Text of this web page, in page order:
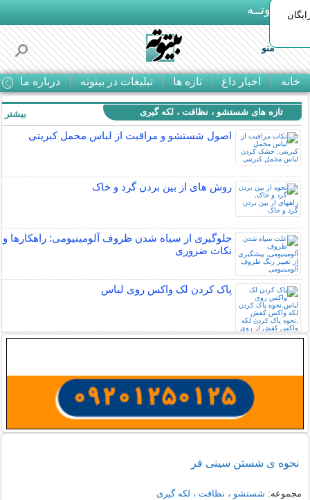
بـیتوتــه
منو
خانه اخبار داغ تازه ها تبلیغات در بیتوته درباره ما
تازه های شستشو ، نظافت ، لکه گیری
اصول شستشو و مراقبت از لباس مخمل کبریتی
روش های از بين بردن گرد و خاک
جلوگیری از سیاه شدن ظروف آلومینیومی: راهکارها و
نکات ضروری
پاک کردن لک واکس روی لباس
بیشتر
نحوه ی شستن سینی فر
مجموعه: شستشو ، نظافت ، لکه گیری